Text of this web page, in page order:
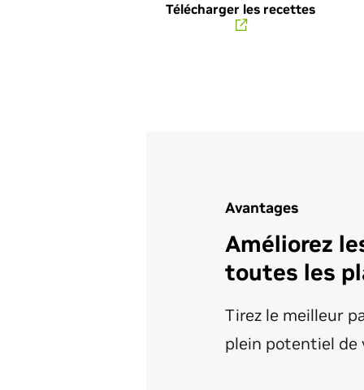
Télécharger les recettes
Avantages
Améliorez
toutes les
Tirez le meilleur
plein potentiel de